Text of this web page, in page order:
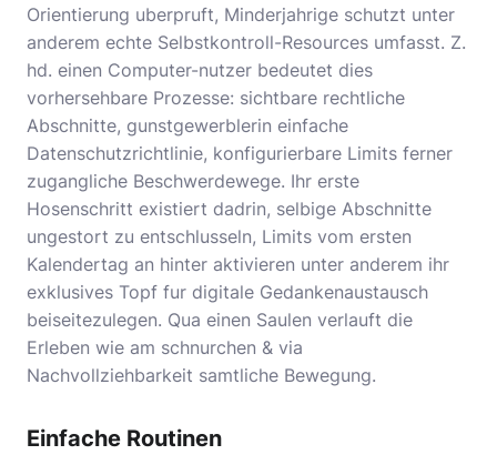
Orientierung uberpruft, Minderjahrige schutzt unter
anderem echte Selbstkontroll-Resources umfasst. Z.
hd. einen Computer-nutzer bedeutet dies
vorhersehbare Prozesse: sichtbare rechtliche
Abschnitte, gunstgewerblerin einfache
Datenschutzrichtlinie, konfigurierbare Limits ferner
zugangliche Beschwerdewege. Ihr erste
Hosenschritt existiert dadrin, selbige Abschnitte
ungestort zu entschlusseln, Limits vom ersten
Kalendertag an hinter aktivieren unter anderem ihr
exklusives Topf fur digitale Gedankenaustausch
beiseitezulegen. Qua einen Saulen verlauft die
Erleben wie am schnurchen & via
Nachvollziehbarkeit samtliche Bewegung.
Einfache Routinen